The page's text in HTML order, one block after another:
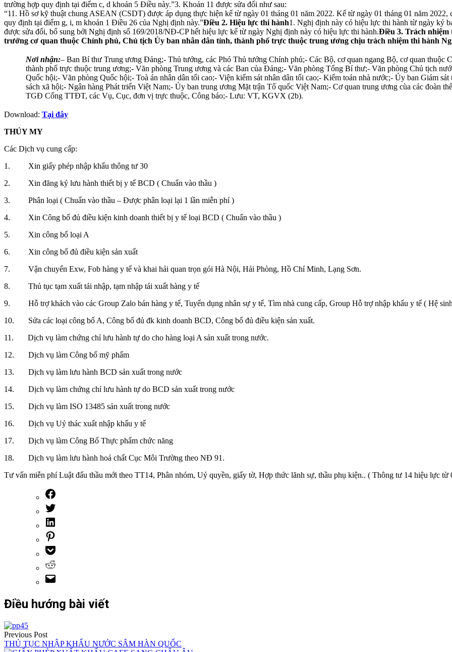
trường hợp quy định tại điểm c, d khoản 5 Điều này.”3. Khoản 11 được sửa đổi như sau:
“11. Hồ sơ kỹ thuật chung ASEAN (CSDT) được áp dụng thực hiện kể từ ngày 01 tháng 01 năm 2022. Kể từ ngày 01 tháng 01 năm 2022,
quy định tại điểm g, i, m khoản 1 Điều 26 của Nghị định này.”Điều 2. Hiệu lực thi hành1. Nghị định này có hiệu lực thi hành từ ngày ký
được sửa đổi, bổ sung bởi Nghị định số 169/2018/NĐ-CP hết hiệu lực kể từ ngày Nghị định này có hiệu lực thi hành.Điều 3. Trách
trưởng cơ quan thuộc Chính phủ, Chủ tịch Ủy ban nhân dân tỉnh, thành phố trực thuộc trung ương chịu trách nhiệm thi hành
Nơi nhận:– Ban Bí thư Trung ương Đảng;- Thủ tướng, các Phó Thủ tướng Chính phủ;- Các Bộ, cơ quan ngang Bộ, cơ quan
thành phố trực thuộc trung ương;- Văn phòng Trung ương và các Ban của Đảng;- Văn phòng Tổng Bí thư;- Văn phòng Chủ tịch
Quốc hội;- Văn phòng Quốc hội;- Toà án nhân dân tối cao;- Viện kiểm sát nhân dân tối cao;- Kiểm toán nhà nước;- Ủy ban Giám
sách xã hội;- Ngân hàng Phát triển Việt Nam;- Ủy ban trung ương Mặt trận Tổ quốc Việt Nam;- Cơ quan trung ương cùa các đoàn
TGĐ Cổng TTĐT, các Vụ, Cục, đơn vị trực thuộc, Công báo;- Lưu: VT, KGVX (2b).
Download: Tại đây
THÚY MY
Các Dịch vụ cung cấp:
1. Xin giấy phép nhập khẩu thông tư 30
2. Xin đăng ký lưu hành thiết bị y tế BCD ( Chuẩn vào thầu )
3. Phân loại ( Chuẩn vào thầu – Được phân loại lại 1 lần miễn phí )
4. Xin Công bố đủ điều kiện kinh doanh thiết bị y tế loại BCD ( Chuẩn vào thầu )
5. Xin công bố loại A
6. Xin công bố đủ điều kiện sản xuất
7. Vận chuyển Exw, Fob hàng y tế và khai hải quan trọn gói Hà Nội, Hải Phòng, Hồ Chí Minh, Lạng Sơn.
8. Thủ tục tạm xuất tái nhập, tạm nhập tái xuất hàng y tế
9. Hỗ trợ khách vào các Group Zalo bán hàng y tế, Tuyển dụng nhân sự y tế, Tìm nhà cung cấp, Group Hỗ trợ nhập khẩu y tế ( Hệ
10. Sửa các loại công bố A, Công bố đủ đk kinh doanh BCD, Công bố đủ điều kiện sản xuất.
11. Dịch vụ làm chứng chỉ lưu hành tự do cho hàng loại A sản xuất trong nước.
12. Dịch vụ làm Công bố mỹ phẩm
13. Dịch vụ làm lưu hành BCD sản xuất trong nước
14. Dịch vụ làm chứng chỉ lưu hành tự do BCD sản xuất trong nước
15. Dịch vụ làm ISO 13485 sản xuất trong nước
16. Dịch vụ Uỷ thác xuất nhập khẩu y tế
17. Dịch vụ làm Công Bố Thực phẩm chức năng
18. Dịch vụ làm lưu hành hoá chất Cục Môi Trường theo NĐ 91.
Tư vấn miễn phí Luật đấu thầu mới theo TT14, Phân nhóm, Uỷ quyền, giấy tờ, Hợp thức lãnh sự, thầu phụ kiện.. ( Thông tư 14 hiệu lực từ
Điều hướng bài viết
Previous Post
THỦ TỤC NHẬP KHẨU NƯỚC SÂM HÀN QUỐC